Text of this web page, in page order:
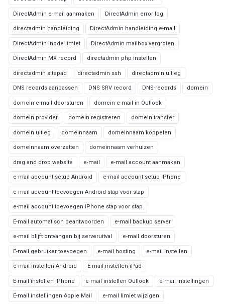
DirectAdmin e-mail aanmaken DirectAdmin error log
directadmin handleiding DirectAdmin handleiding e-mail
DirectAdmin inode limiet DirectAdmin mailbox vergroten
DirectAdmin MX record directadmin php instellen
directadmin sitepad directadmin ssh directadmin uitleg
DNS records aanpassen DNS SRV record DNS-records domein
domein e-mail doorsturen domein e-mail in Outlook
domein provider domein registreren domein transfer
domein uitleg domeinnaam domeinnaam koppelen
domeinnaam overzetten domeinnaam verhuizen
drag and drop website e-mail e-mail account aanmaken
e-mail account setup Android e-mail account setup iPhone
e-mail account toevoegen Android stap voor stap
e-mail account toevoegen iPhone stap voor stap
E-mail automatisch beantwoorden e-mail backup server
e-mail blijft ontvangen bij serveruitval e-mail doorsturen
E-mail gebruiker toevoegen e-mail hosting e-mail instellen
e-mail instellen Android E-mail instellen iPad
E-mail instellen iPhone e-mail instellen Outlook e-mail instellingen
E-mail instellingen Apple Mail e-mail limiet wijzigen